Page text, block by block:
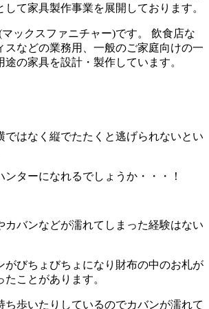
て家具製作事業を展開しております。
ックスファニチャー)です。 飲食店な
スなどの業務用、一般のご家庭向けの一
の家具を設計・製作しています。
ではなく縦でたたくと逃げられないとい
ターになれるでしょうか・・・！
カバンなどが濡れてしまった経験はない
がびちょびちょになり財布の中のお札が
ことがあります。
ち歩いたりしているのでカバンが濡れて